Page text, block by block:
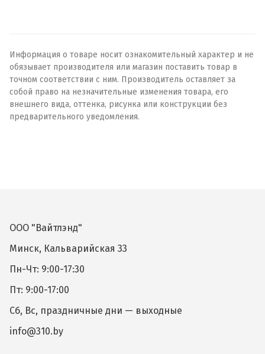
Информация о товаре носит ознакомительный характер и не
обязывает производителя или магазин поставить товар в
точном соответствии с ним. Производитель оставляет за
собой право на незначительные изменения товара, его
внешнего вида, оттенка, рисунка или конструкции без
предварительного уведомления.
ООО "Вайтлэнд"
Минск, Кальварийская 33
Пн-Чт: 9:00-17:30
Пт: 9:00-17:00
Сб, Вс, праздничные дни — выходные
info@310.by